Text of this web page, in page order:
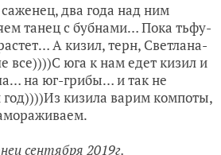
два года над ним
танец с бубнами… Пока тьфу-
А кизил, терн, Светлана-
все))))С юга к нам едет кизил и
на юг-грибы… и так не
кизила варим компоты,
сентября 2019г.